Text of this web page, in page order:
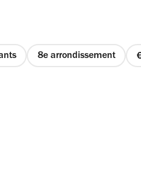
8e arrondissement